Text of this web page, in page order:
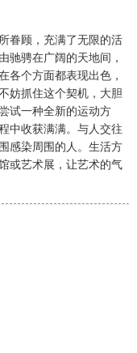
眷顾，充满了无限的活
驰骋在广阔的天地间，
各个方面都表现出色，
妨抓住这个契机，大胆
试一种全新的运动方
中收获满满。与人交往
感染周围的人。生活方
或艺术展，让艺术的气